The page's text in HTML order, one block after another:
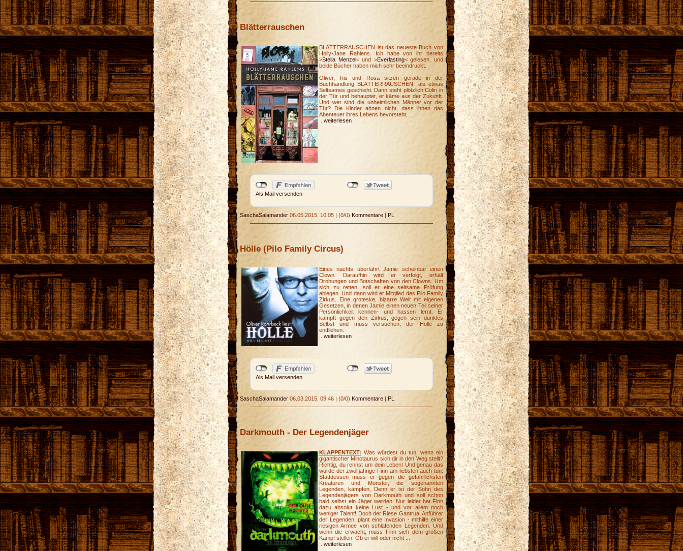
Blätterrauschen
BLÄTTERRAUSCHEN ist das neueste Buch von
Holly-Jane Rahlens. Ich habe von ihr bereits
>Stella Menzel< und >Everlasting< gelesen, und
beide Bücher haben mich sehr beeindruckt.
Oliver, Iris und Rosa sitzen gerade in der
Buchhandlung BLÄTTERRAUSCHEN, als etwas
Seltsames geschieht. Dann steht plötzlich Colin in
der Tür und behauptet, er käme aus der Zukunft.
Und wer sind die unheimlichen Männer vor der
Tür? Die Kinder ahnen nicht, dass ihnen das
Abenteuer ihres Lebens bevorsteht, ...
weiterlesen
Als Mail versenden
SaschaSalamander 06.05.2015, 10.05 | (0/0) Kommentare | PL
Hölle (Pilo Family Circus)
Eines nachts überfährt Jamie scheinbar einen
Clown. Daraufhin wird er verfolgt, erhält
Drohungen und Botschaften von den Clowns. Um
sich zu retten, soll er eine seltsame Prüfung
ablegen. Und dann wird er Mitglied des Pilo Family
Zirkus. Eine groteske, bizarre Welt mit eigenen
Gesetzen, in denen Jamie einen neuen Teil seiner
Persönlichkeit kennen- und hassen lernt. Er
kämpft gegen den Zirkus, gegen sein dunkles
Selbst und muss versuchen, der Hölle zu
entfliehen.
weiterlesen
Als Mail versenden
SaschaSalamander 06.03.2015, 09.46 | (0/0) Kommentare | PL
Darkmouth - Der Legendenjäger
KLAPPENTEXT: Was würdest du tun, wenn ein
gigantischer Minotaurus sich dir in den Weg stellt?
Richtig, du rennst um dein Leben! Und genau das
würde der zwölfjährige Finn am liebsten auch tun.
Stattdessen muss er gegen die gefährlichsten
Kreaturen und Monster, die sogenannten
Legenden, kämpfen, Denn er ist der Sohn des
Legendenjägers von Darkmouth und soll schon
bald selbst ein Jäger werden. Nur leider hat Finn
dazu absolut keine Lust - und vor allem noch
weniger Talent! Doch der Riese Gantrua, Anführer
der Legenden, plant eine Invasion - mithilfe einer
riesigen Armee von schlafenden Legenden. Und
wenn die erwacht, muss Finn sich dem großen
Kampf stellen. Ob er will oder nicht ...
weiterlesen